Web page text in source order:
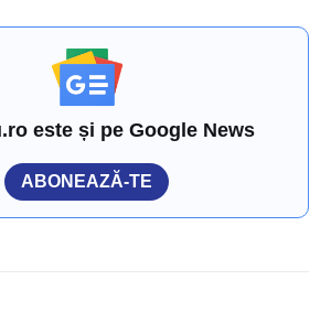
este și pe Google News
ABONEAZĂ-TE